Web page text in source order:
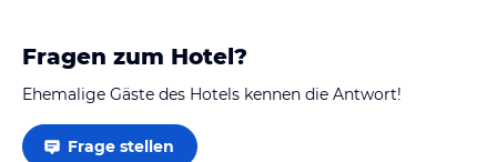
Fragen zum Hotel?
Ehemalige Gäste des Hotels kennen die Antwort!
Frage stellen